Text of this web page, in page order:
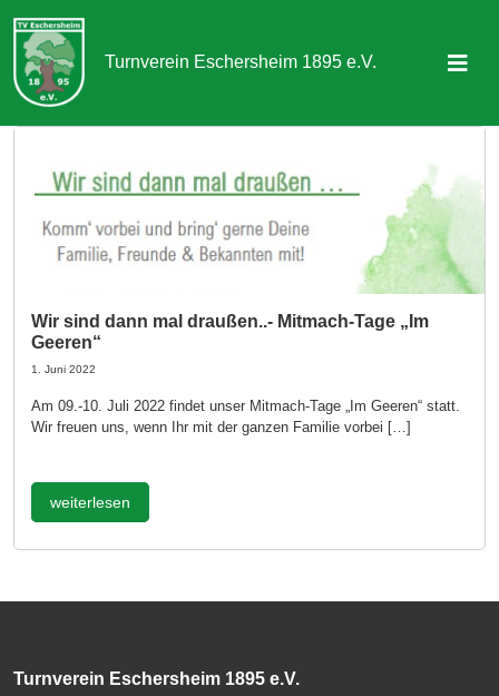
Turnverein Eschersheim 1895 e.V.
Abteilungen
Aktuelles & Termine
Kontakt
Mitgliedschaft
Wir sind dann mal draußen..- Mitmach-Tage „Im
Geeren“
1. Juni 2022
Am 09.-10. Juli 2022 findet unser Mitmach-Tage „Im Geeren“ statt.
Wir freuen uns, wenn Ihr mit der ganzen Familie vorbei […]
weiterlesen
Turnverein Eschersheim 1895 e.V.